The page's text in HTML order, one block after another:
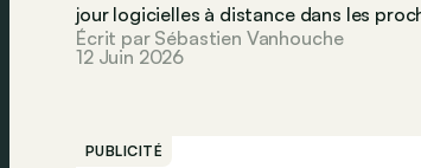
jour logicielles à distance dans les
Écrit par Sébastien Vanhouche
12 Juin 2026
PUBLICITÉ